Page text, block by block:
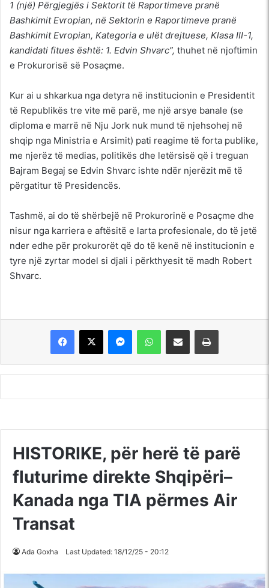
1 (një) Përgjegjës i Sektorit të Raportimeve pranë
Bashkimit Evropian, në Sektorin e Raportimeve pranë
Bashkimit Evropian, Kategoria e ulët drejtuese, Klasa III-1,
kandidati fitues është: 1. Edvin Shvarc”, thuhet në njoftimin
e Prokurorisë së Posaçme.
Kur ai u shkarkua nga detyra në institucionin e Presidentit
të Republikës tre vite më parë, me një arsye banale (se
diploma e marrë në Nju Jork nuk mund të njehsohej në
shqip nga Ministria e Arsimit) pati reagime të forta publike,
me njerëz të medias, politikës dhe letërsisë që i treguan
Bajram Begaj se Edvin Shvarc ishte ndër njerëzit më të
përgatitur të Presidencës.
Tashmë, ai do të shërbejë në Prokurorinë e Posaçme dhe
nisur nga karriera e aftësitë e larta profesionale, do të jetë
nder edhe për prokurorët që do të kenë në institucionin e
tyre një zyrtar model si djali i përkthyesit të madh Robert
Shvarc.